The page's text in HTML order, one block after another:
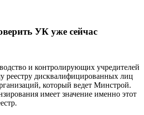
УК уже сейчас
и контролирующих учредителей
реестру дисквалифицированных лиц
который ведет Минстрой.
имеет значение именно этот